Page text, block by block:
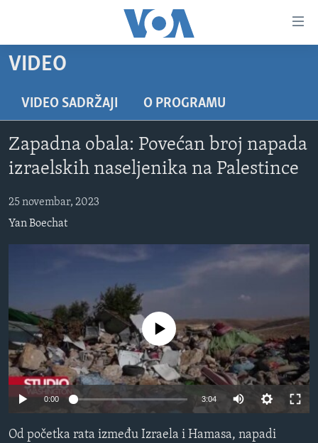
glavni
Pređi
na
glavnu
navigaciju
Idi
pretragu
VIDEO
VIJESTI
SJEDINJENE AMERIČKE DRŽAVE
BOSNA I HERCEGOVINA
SVIJET
NAUKA I TEHNOLOGIJA
SPECIJALNI PROJEKTI
KORUPCIJA
SLOBODA MEDIJA
IZBJEGLIČKA STRANA
MAGAZIN
O GLASU AMERIKE
Learning English
PRATITE NAS
VIDEO
VIDEO SADRŽAJI O PROGRAMU
Zapadna obala: Povećan broj napada
izraelskih naseljenika na Palestince
25 novembar, 2023
Yan Boechat
No media source currently available
0:00 3:04
Od početka rata između Izraela i Hamasa, napadi